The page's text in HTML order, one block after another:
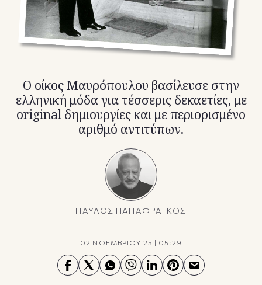
Ο οίκος Μαυρόπουλου βασίλευσε στην
ελληνική μόδα για τέσσερις δεκαετίες, με
original δημιουργίες και με περιορισμένο
αριθμό αντιτύπων.
ΠΑΥΛΟΣ ΠΑΠΑΦΡΑΓΚΟΣ
02 ΝΟΕΜΒΡΙΟΥ 25 | 05:29